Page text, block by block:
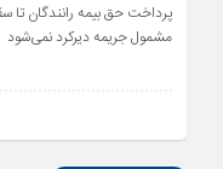
مشمول جریمه دیرکرد نمی‌شود